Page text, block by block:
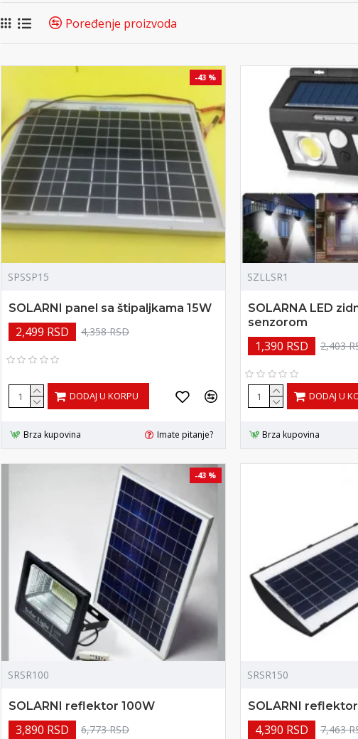
nesmetanom prelasku sa električne na solarnu energiju.
Poređenje proizvoda
-43 %
SPSSP15
SOLARNI panel sa štipaljkama 15W
2,499 RSD 4,358 RSD
DODAJ U KORPU
Brza kupovina Imate pitanje?
SZLLSR1
SOLARNA LED
senzorom
1,390 RSD 2,403
DODAJ U
Brza kupovina
-43 %
SRSR100
SOLARNI reflektor 100W
3,890 RSD 6,773 RSD
SRSR150
SOLARNI
4,390 RSD 7,463